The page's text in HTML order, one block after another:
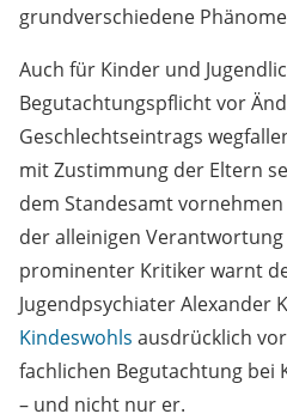
grundverschiedene
Auch für Kinder und
Begutachtungspflicht vor
Geschlechtseintrags
mit Zustimmung der Eltern
dem Standesamt
der alleinigen Verantwortung
prominenter Kritiker warnt
Jugendpsychiater Alexander
Kindeswohls ausdrücklich
fachlichen Begutachtung bei
– und nicht nur er.